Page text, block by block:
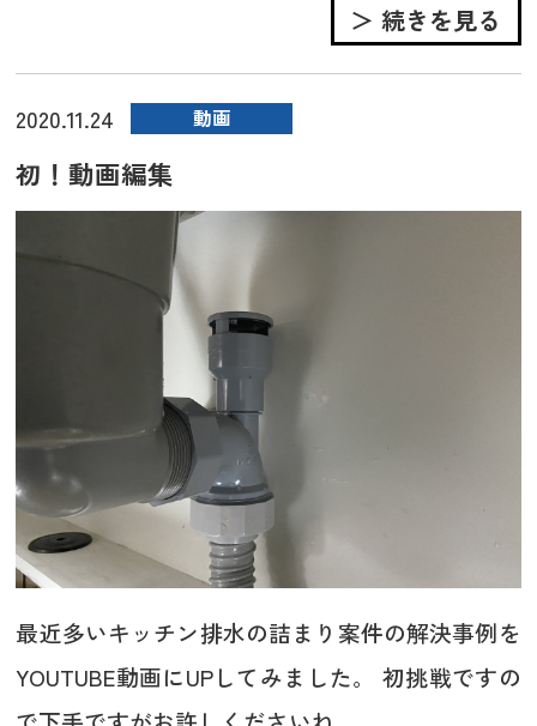
＞ 続きを見る
2020.11.24 動画
初！動画編集
最近多いキッチン排水の詰まり案件の解決事例を
YOUTUBE動画にUPしてみました。 初挑戦ですの